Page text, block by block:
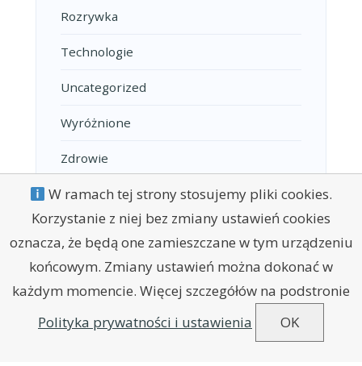
Rozrywka
Technologie
Uncategorized
Wyróżnione
Zdrowie
POLITYKA PRYWATNOŚCI
W ramach tej strony stosujemy pliki cookies.
Korzystanie z niej bez zmiany ustawień cookies
oznacza, że będą one zamieszczane w tym urządzeniu
końcowym. Zmiany ustawień można dokonać w
każdym momencie. Więcej szczegółów na podstronie
Polityka prywatności i ustawienia
OK